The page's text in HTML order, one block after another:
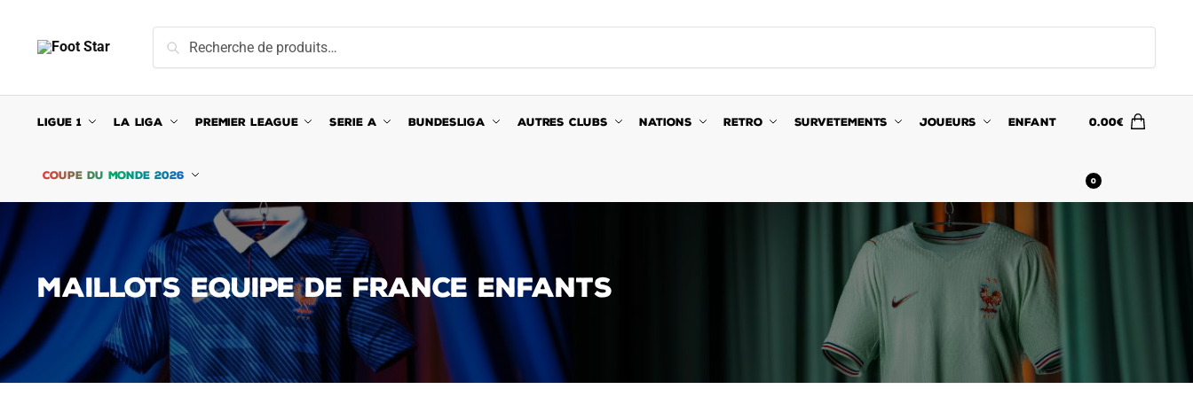
navigation
content
pour :
Recherche
LIGUE 1 LA LIGA PREMIER LEAGUE SERIE A BUNDESLIGA AUTRES CLUBS NATIONS RETRO SURVETEMENTS JOUEURS ENFANT
COUPE DU MONDE 2026
0.00€
0
MAILLOTS EQUIPE DE FRANCE ENFANTS